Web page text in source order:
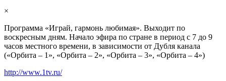
×
Программа «Играй, гармонь любимая». Выходит по
воскресным дням. Начало эфира по стране в период с 7 до 9
часов местного времени, в зависимости от Дубля канала
(«Орбита – 1», «Орбита – 2», «Орбита – 3», «Орбита – 4»)
http://www.1tv.ru/